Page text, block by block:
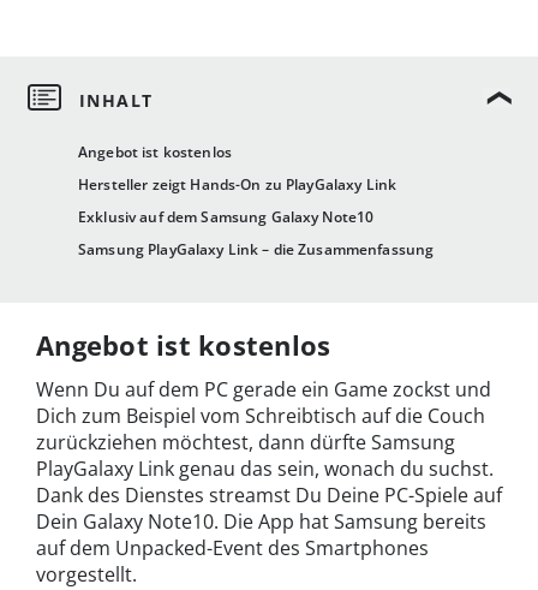
Angebot ist kostenlos
Hersteller zeigt Hands-On zu PlayGalaxy Link
Exklusiv auf dem Samsung Galaxy Note10
Samsung PlayGalaxy Link – die Zusammenfassung
Angebot ist kostenlos
Wenn Du auf dem PC gerade ein Game zockst und
Dich zum Beispiel vom Schreibtisch auf die Couch
zurückziehen möchtest, dann dürfte Samsung
PlayGalaxy Link genau das sein, wonach du suchst.
Dank des Dienstes streamst Du Deine PC-Spiele auf
Dein Galaxy Note10. Die App hat Samsung bereits
auf dem Unpacked-Event des Smartphones
vorgestellt.